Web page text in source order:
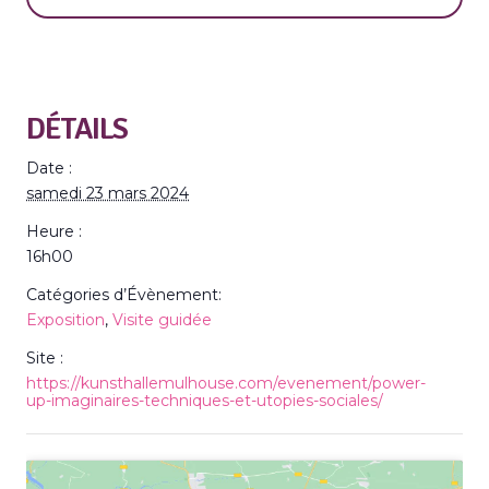
DÉTAILS
Date :
samedi 23 mars 2024
Heure :
16h00
Catégories d’Évènement:
Exposition, Visite guidée
Site :
https://kunsthallemulhouse.com/evenement/power-
up-imaginaires-techniques-et-utopies-sociales/